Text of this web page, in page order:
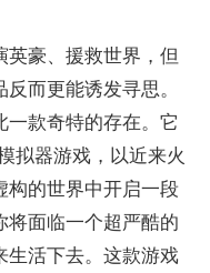
英豪、援救世界，但
而更能诱发寻思。
一款奇特的存在。它
拟器游戏，以近来火
构的世界中开启一段
将面临一个超严酷的
生活下去。这款游戏